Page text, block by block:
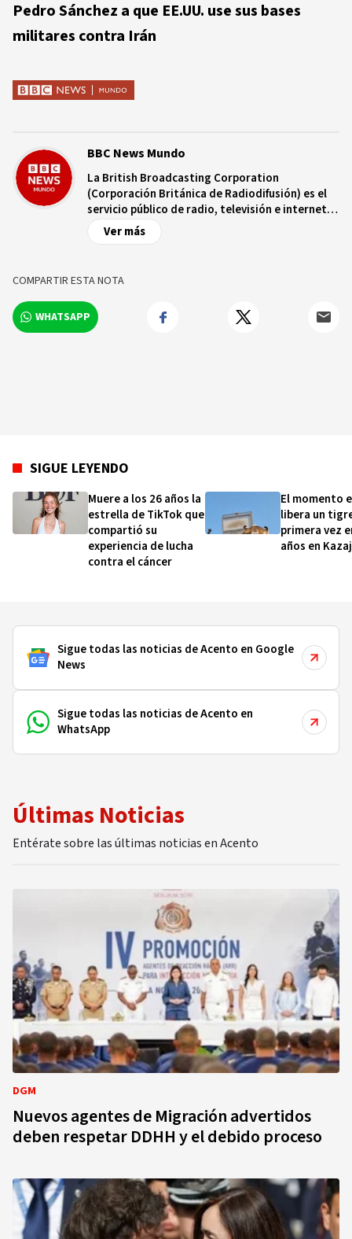
Pedro Sánchez a que EE.UU. use sus bases
militares contra Irán
BBC News Mundo
La British Broadcasting Corporation
(Corporación Británica de Radiodifusión) es el
servicio público de radio, televisión e internet
de Reino Unido, con más de nueve décadas de
trayectoria. Es independiente de controles
independencia. La BBC cuenta con una red de
más de 250 corresponsales en territorio
británico y más de 100 ciudades capitales de
todo el mundo.
Ver más
COMPARTIR ESTA NOTA
WHATSAPP
SIGUE LEYENDO
Muere a los 26 años la
estrella de TikTok que
compartió su
experiencia de lucha
contra el cáncer
El momento
libera un
primera vez
años en
Sigue todas las noticias de Acento en Google
News
Sigue todas las noticias de Acento en
WhatsApp